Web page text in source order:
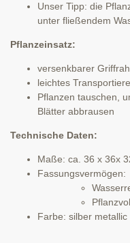
Unser Tipp: die
unter fließendem
Pflanzeinsatz:
versenkbarer
leichtes
Pflanzen tauschen,
Blätter abbrausen
Technische Daten:
Maße: ca. 36 x 36x
Fassungsvermögen:
Farbe: silber metallic